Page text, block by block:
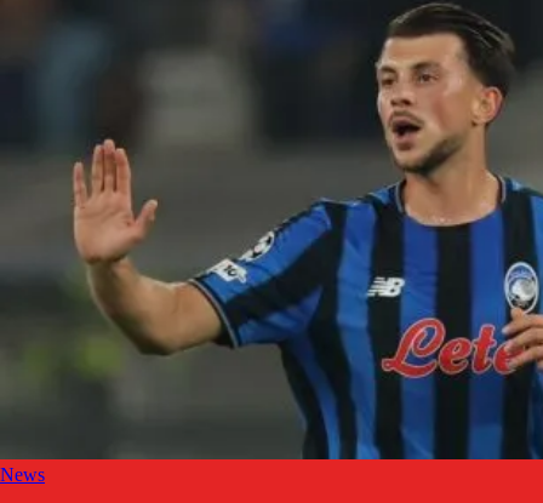
News